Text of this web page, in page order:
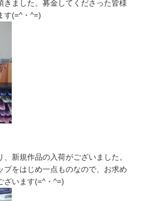
きました。募金してくださった皆様
す(=^・^=)
新規作品の入荷がございました。
プをはじめ一点ものなので、お求め
ざいます(=^・^=)